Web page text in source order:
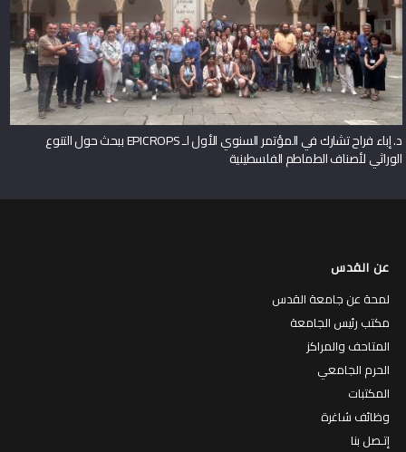
د. إباء فراح تشارك في المؤتمر السنوي الأول لـ EPICROPS ببحث حول التنوع
الوراثي لأصناف الطماطم الفلسطينية
عن القدس
لمحة عن جامعة القدس
مكتب رئيس الجامعة
المتاحف والمراكز
الحرم الجامعي
المكتبات
وظائف شاغرة
إتـصل بنا